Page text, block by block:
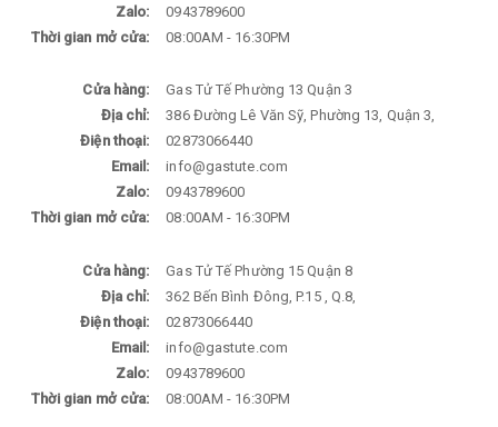
Zalo:
0943789600
Thời gian mở cửa:
08:00AM - 16:30PM
Cửa hàng:
Gas Tử Tế Phường 13 Quận 3
Địa chỉ:
386 Đường Lê Văn Sỹ, Phường 13, Quận 3,
Điện thoại:
02873066440
Email:
info@gastute.com
Zalo:
0943789600
Thời gian mở cửa:
08:00AM - 16:30PM
Cửa hàng:
Gas Tử Tế Phường 15 Quận 8
Địa chỉ:
362 Bến Bình Đông, P.15 , Q.8,
Điện thoại:
02873066440
Email:
info@gastute.com
Zalo:
0943789600
Thời gian mở cửa:
08:00AM - 16:30PM